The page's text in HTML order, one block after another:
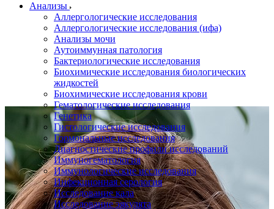
Анализы
Аллергологические исследования
Аллергологические исследования (ифа)
Анализы мочи
Аутоиммунная патология
Бактериологические исследования
Биохимические исследования биологических
жидкостей
Биохимические исследования крови
Гематологические исследования
Генетика
Гистологические исследования
Гормональные исследования
Диагностические профили исследований
Иммуногематология
Иммунологические исследования
Инфекционная серология
Исследование кала
Исследование эякулята